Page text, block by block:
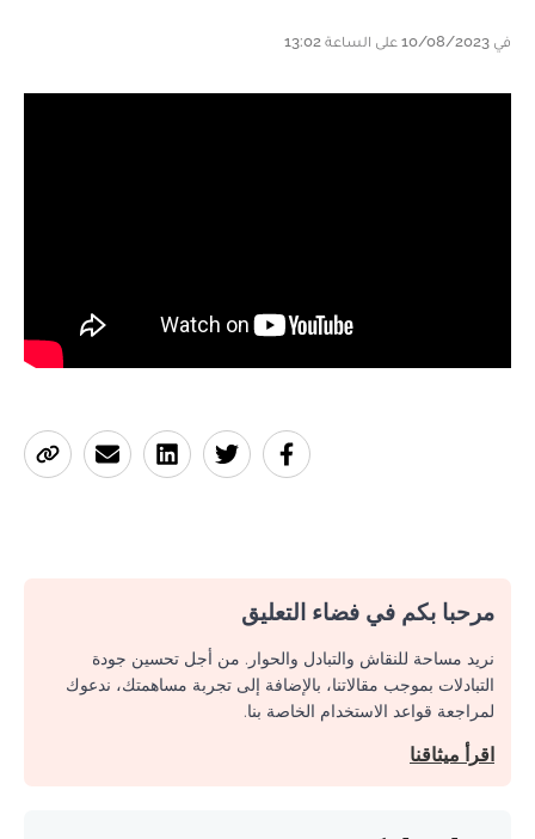
في 10/08/2023 على الساعة 13:02
مرحبا بكم في فضاء التعليق
نريد مساحة للنقاش والتبادل والحوار. من أجل تحسين جودة
التبادلات بموجب مقالاتنا، بالإضافة إلى تجربة مساهمتك، ندعوك
لمراجعة قواعد الاستخدام الخاصة بنا.
اقرأ ميثاقنا